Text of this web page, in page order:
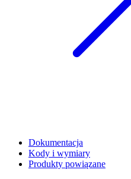
Dokumentacja
Kody i wymiary
Produkty powiązane